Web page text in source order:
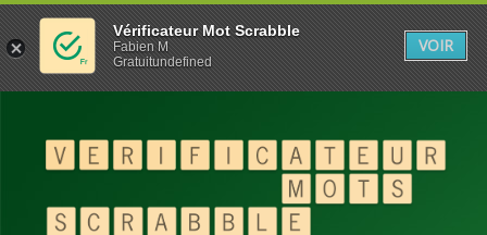
Vérificateur Mot Scrabble
Fabien M
Gratuitundefined
VOIR